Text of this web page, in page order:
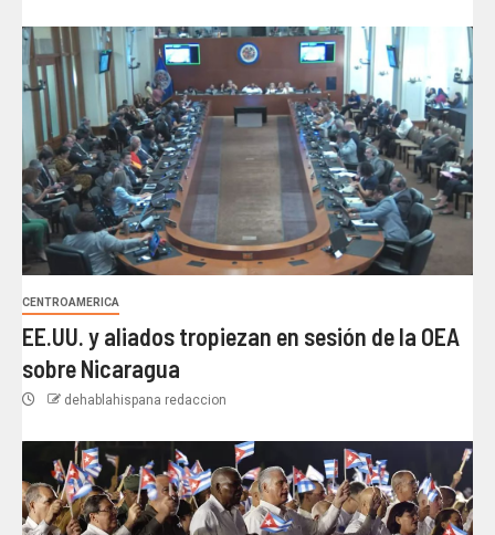
CENTROAMERICA
EE.UU. y aliados tropiezan en sesión de la OEA
sobre Nicaragua
dehablahispana redaccion